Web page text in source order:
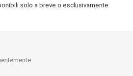
solo a breve o esclusivamente